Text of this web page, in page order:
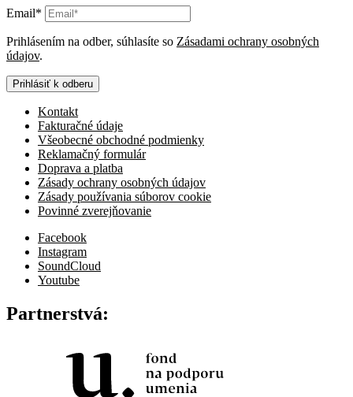
Email*
Prihlásením na odber, súhlasíte so Zásadami ochrany osobných
údajov.
Prihlásiť k odberu
Kontakt
Fakturačné údaje
Všeobecné obchodné podmienky
Reklamačný formulár
Doprava a platba
Zásady ochrany osobných údajov
Zásady používania súborov cookie
Povinné zverejňovanie
Facebook
Instagram
SoundCloud
Youtube
Partnerstvá: